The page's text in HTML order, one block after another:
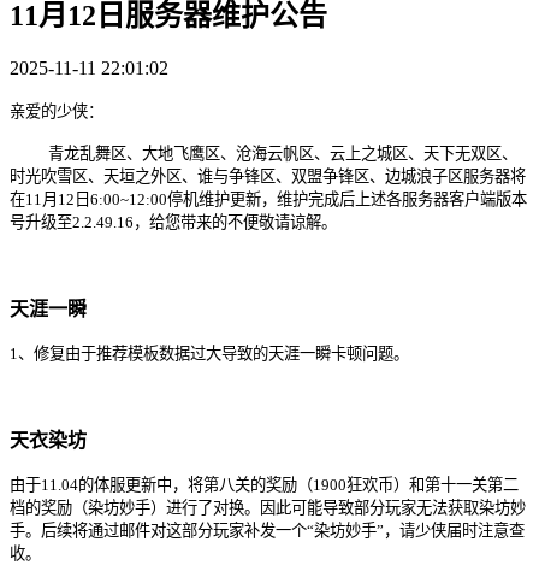
11月12日服务器维护公告
2025-11-11 22:01:02
亲爱的少侠：
青龙乱舞区、大地飞鹰区、沧海云帆区、云上之城区、天下无双区、
时光吹雪区、天垣之外区、谁与争锋区、双盟争锋区、边城浪子区服务器将
在11月 1 2 日6:00~12:00停机维护更新，维护完成后上述各服务器客户端版本
号升级至2.2.49 .16 ，给您带来的不便敬请谅解。
天涯一瞬
1 、 修复由于推荐模板数据过大导致的天涯一瞬卡顿问题。
天衣染坊
由于11.04的体服更新中，将第八关的奖励（1900狂欢币）和第十一关第二
档的奖励（染坊妙手）进行了对换。因此可能导致部分玩家无法获取染坊妙
手。后续将通过邮件对这部分玩家补发一个“染坊妙手”，请少侠届时注意查
收。